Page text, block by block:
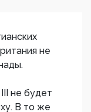
не
не будет
В то же